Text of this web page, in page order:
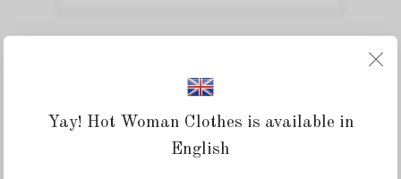
×
Yay! Hot Woman Clothes is available in
English